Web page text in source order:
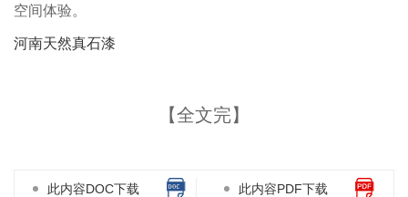
空间体验。
河南天然真石漆
【全文完】
此内容DOC下载 此内容PDF下载